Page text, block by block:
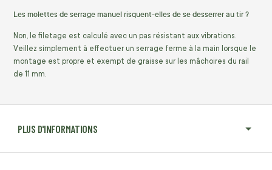
PLUS D'INFORMATIONS
Les molettes de serrage manuel risquent-elles de se desserrer au tir ?
Non, le filetage est calculé avec un pas résistant aux vibrations.
Veillez simplement à effectuer un serrage ferme à la main lorsque le
montage est propre et exempt de graisse sur les mâchoires du rail
de 11 mm.